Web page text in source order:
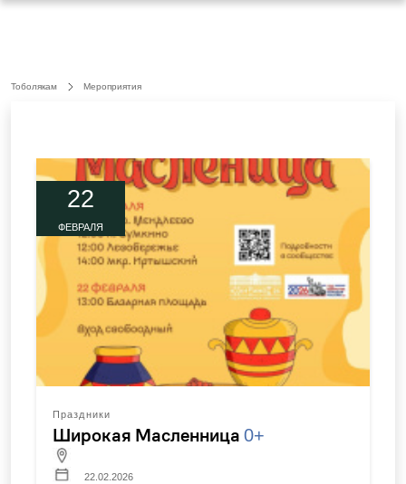
Тоболякам Мероприятия
22
ФЕВРАЛЯ
Праздники
Широкая Масленница 0+
22.02.2026